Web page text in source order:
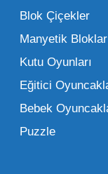
demek,
bir oyuncak
Blok Çiçekler
Manyetik Bloklar
Kutu Oyunları
Eğitici
Bebek
Puzzle